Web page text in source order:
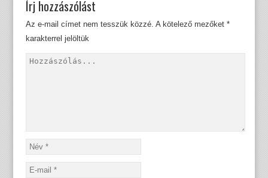
Írj hozzászólást
Az e-mail címet nem tesszük közzé. A kötelező mezőket *
karakterrel jelöltük